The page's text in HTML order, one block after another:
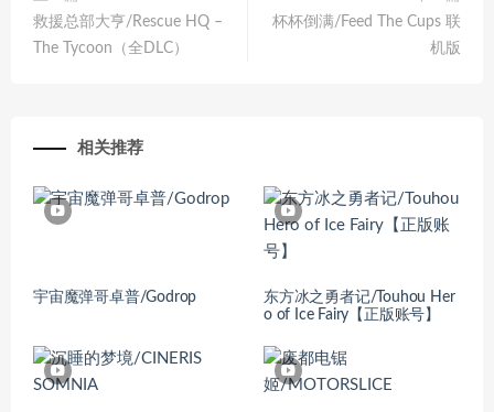
救援总部大亨/Rescue HQ –
The Tycoon（全DLC）
杯杯倒满/Feed The Cups 联
机版
相关推荐
宇宙魔弹哥卓普/Godrop
东方冰之勇者记/Touhou Her
o of Ice Fairy【正版账号】